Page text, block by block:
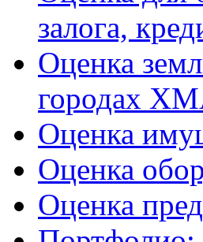
залога,
Оценка
городах
Оценка
Оценка
Оценка